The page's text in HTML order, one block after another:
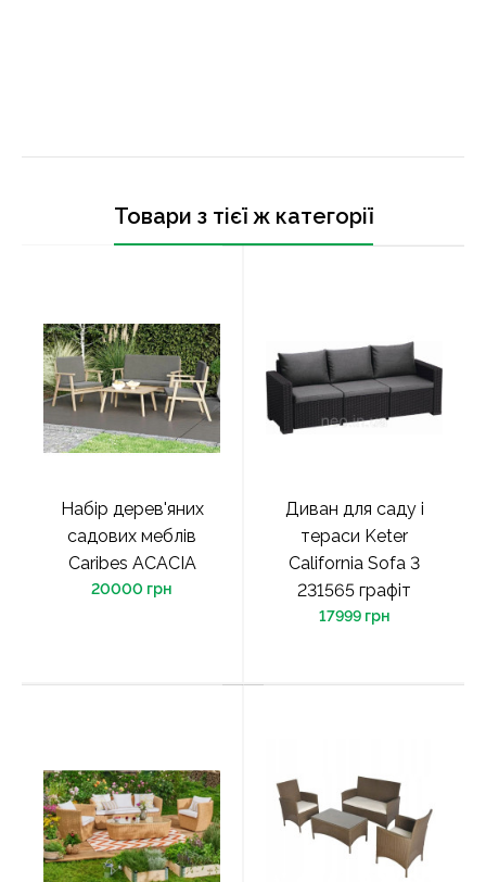
Товари з тієї ж категорії
Набір дерев'яних
садових меблів
Caribes ACACIA
20000 грн
Диван для саду і
тераси Keter
California Sofa 3
231565 графіт
17999 грн